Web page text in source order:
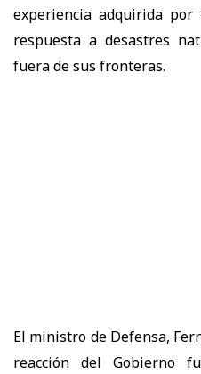
experiencia adquirida
respuesta a desastres
fuera de sus fronteras.
El ministro de Defensa,
reacción del Gobierno